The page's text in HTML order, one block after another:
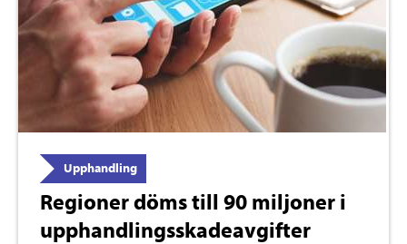
Upphandling
Regioner döms till 90 miljoner i
upphandlingsskadeavgifter